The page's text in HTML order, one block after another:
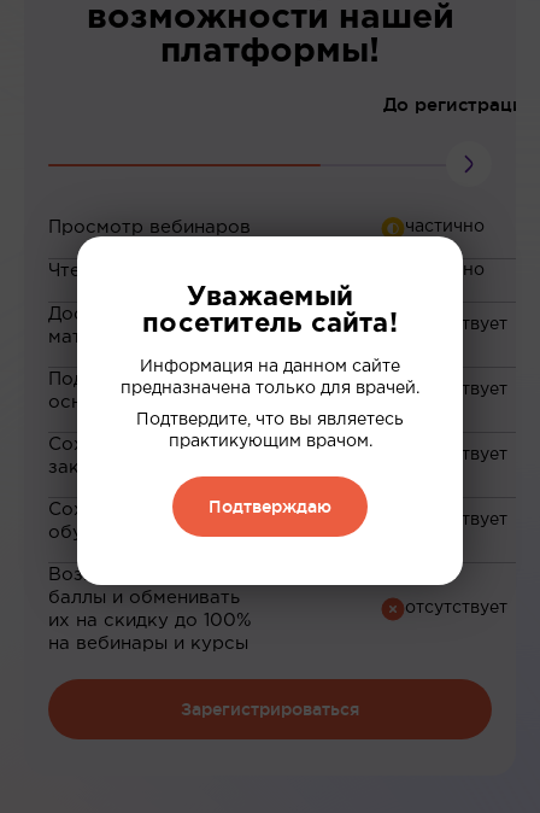
возможности нашей
платформы!
До регистрации
Просмотр вебинаров
Чтение статей
Доступ к закрытым
материалам
Подборка материалов на
основе ваших интересов
Сохранение материалов в
закладки
Сохранение прогресса по
обучению
Возможность зарабатывать
баллы и обменивать
их на скидку до 100%
на вебинары и курсы
Зарегистрироваться
Уважаемый
посетитель сайта!
Информация на данном сайте
предназначена только для врачей.
Подтвердите, что вы являетесь
практикующим врачом.
Подтверждаю